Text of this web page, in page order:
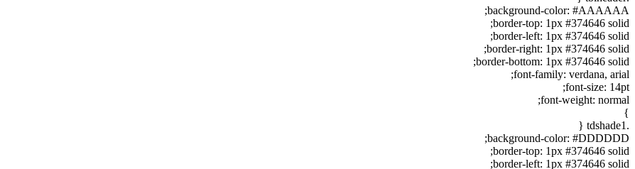
background-color: #AAAAAA;
border-top: 1px #374646 solid;
border-left: 1px #374646 solid;
border-right: 1px #374646 solid;
border-bottom: 1px #374646 solid;
font-family: verdana, arial;
font-size: 14pt;
font-weight: normal;
}
.tdshade1 {
background-color: #DDDDDD;
border-top: 1px #374646 solid;
border-left: 1px #374646 solid;